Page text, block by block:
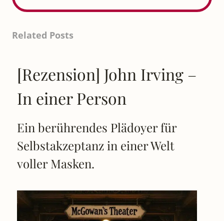
Related Posts
[Rezension] John Irving –
In einer Person
Ein berührendes Plädoyer für
Selbstakzeptanz in einer Welt
voller Masken.